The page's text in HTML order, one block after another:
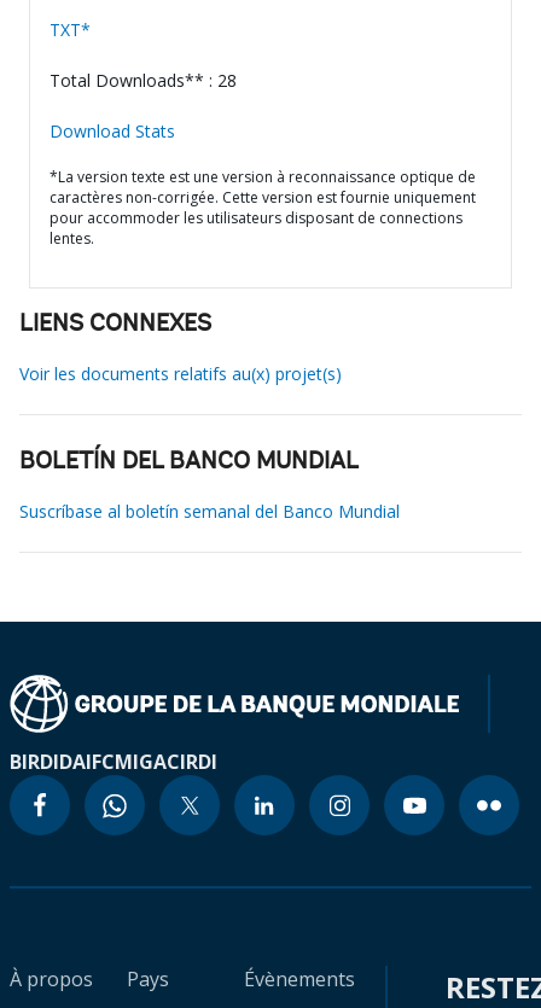
TXT*
Total Downloads** : 28
Download Stats
*La version texte est une version à reconnaissance optique de
caractères non-corrigée. Cette version est fournie uniquement
pour accommoder les utilisateurs disposant de connections
lentes.
LIENS CONNEXES
Voir les documents relatifs au(x) projet(s)
BOLETÍN DEL BANCO MUNDIAL
Suscríbase al boletín semanal del Banco Mundial
BIRDIDAIFCMIGACIRDI
À propos
Pays
Évènements